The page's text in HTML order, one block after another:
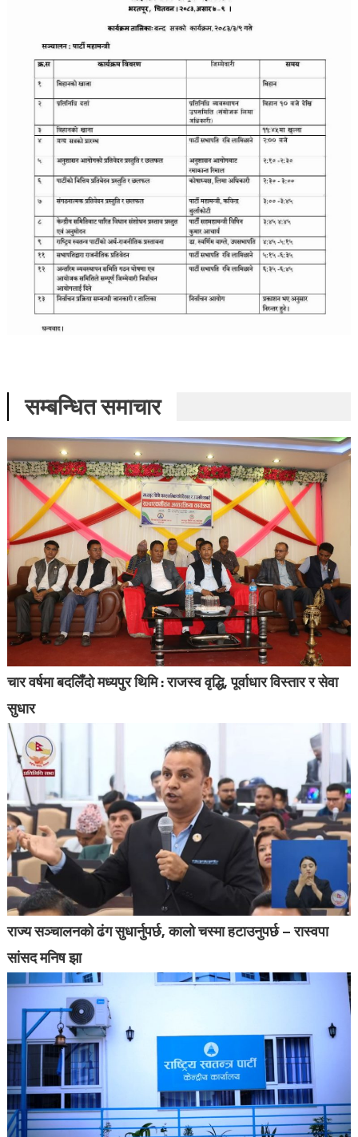
सम्बन्धित समाचार
चार वर्षमा बदलिँदो मध्यपुर थिमि : राजस्व वृद्धि, पूर्वाधार विस्तार र सेवा
सुधार
राज्य सञ्चालनको ढंग सुधार्नुपर्छ, कालो चस्मा हटाउनुपर्छ – रास्वपा
सांसद मनिष झा